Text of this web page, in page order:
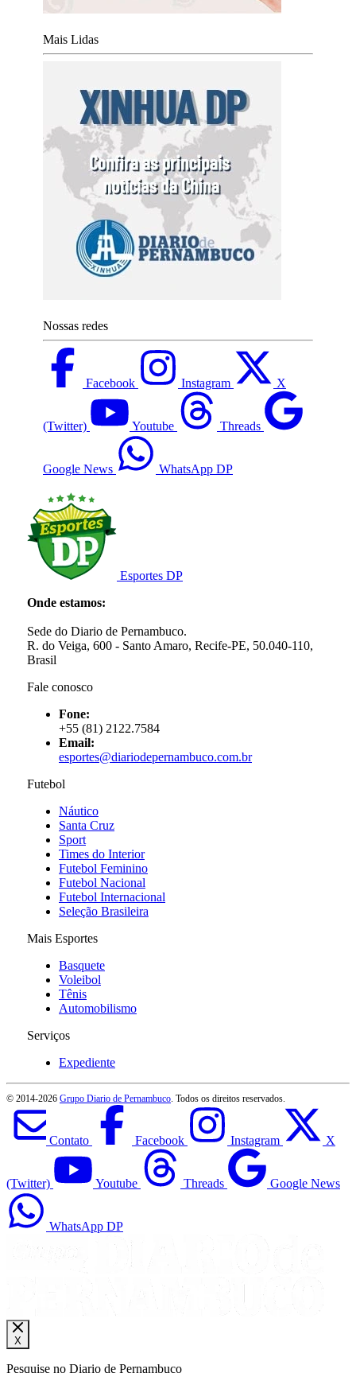
Mais Lidas
Nossas redes
Facebook Instagram X
(Twitter) Youtube Threads
Google News WhatsApp DP
Esportes DP
Onde estamos:
Sede do Diario de Pernambuco.
R. do Veiga, 600 - Santo Amaro, Recife-PE, 50.040-110,
Brasil
Fale conosco
Fone:
+55 (81) 2122.7584
Email:
esportes@diariodepernambuco.com.br
Futebol
Náutico
Santa Cruz
Sport
Times do Interior
Futebol Feminino
Futebol Nacional
Futebol Internacional
Seleção Brasileira
Mais Esportes
Basquete
Voleibol
Tênis
Automobilismo
Serviços
Expediente
© 2014-2026 Grupo Diario de Pernambuco . Todos os direitos reservados.
Contato Facebook Instagram X
(Twitter) Youtube Threads Google News
WhatsApp DP
X
Pesquise no Diario de Pernambuco